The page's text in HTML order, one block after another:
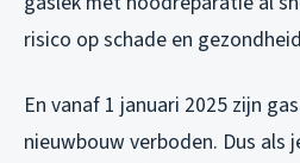
risico op schade en
En vanaf 1 januari 2025 zijn
nieuwbouw verboden. Dus als